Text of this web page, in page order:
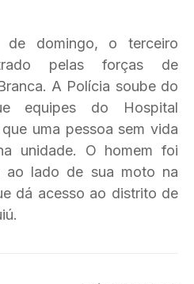
domingo, o terceiro
pelas forças de
A Polícia soube do
equipes do Hospital
uma pessoa sem vida
unidade. O homem foi
ao lado de sua moto na
dá acesso ao distrito de